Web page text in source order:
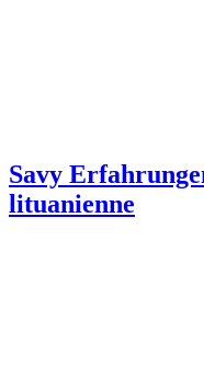
Savy
lituanienne